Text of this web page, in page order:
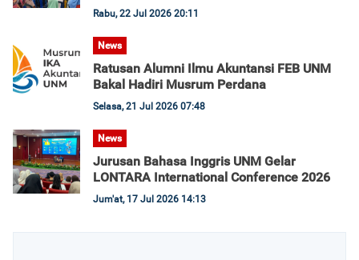
Rabu, 22 Jul 2026 20:11
News
Ratusan Alumni Ilmu Akuntansi FEB UNM
Bakal Hadiri Musrum Perdana
Selasa, 21 Jul 2026 07:48
News
Jurusan Bahasa Inggris UNM Gelar
LONTARA International Conference 2026
Jum'at, 17 Jul 2026 14:13